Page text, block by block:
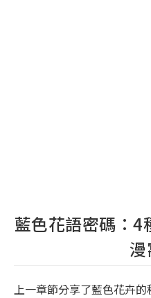
藍色花語密碼：4
上一章節分享了藍色花卉